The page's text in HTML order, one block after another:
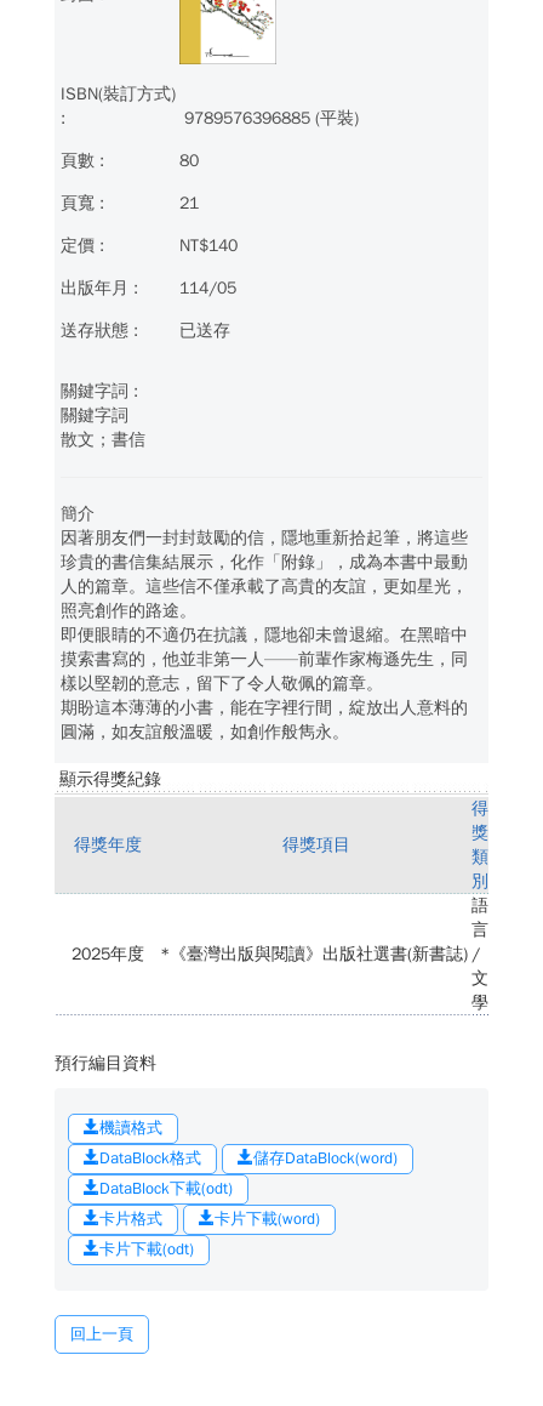
9789576396885 (平裝)
80
21
NT$140
114/05
已送存
關鍵字詞
散文；書信
簡介
因著朋友們一封封鼓勵的信，隱地重新拾起筆，將這些
珍貴的書信集結展示，化作「附錄」，成為本書中最動
人的篇章。這些信不僅承載了高貴的友誼，更如星光，
照亮創作的路途。
即便眼睛的不適仍在抗議，隱地卻未曾退縮。在黑暗中
摸索書寫的，他並非第一人——前輩作家梅遜先生，同
樣以堅韌的意志，留下了令人敬佩的篇章。
期盼這本薄薄的小書，能在字裡行間，綻放出人意料的
圓滿，如友誼般溫暖，如創作般雋永。
顯示得獎紀錄
得獎年度 得獎項目
得
獎
類
別
2025年度 *《臺灣出版與閱讀》出版社選書(新書誌)
語
言
/
文
學
預行編目資料
機讀格式
DataBlock格式
儲存DataBlock(word)
DataBlock下載(odt)
卡片格式
卡片下載(word)
卡片下載(odt)
回上一頁